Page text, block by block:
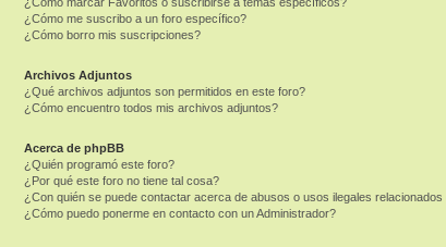
¿Cómo me suscribo a un foro específico?
¿Cómo borro mis suscripciones?
Archivos Adjuntos
¿Qué archivos adjuntos son permitidos en este foro?
¿Cómo encuentro todos mis archivos adjuntos?
Acerca de phpBB
¿Quién programó este foro?
¿Por qué este foro no tiene tal cosa?
¿Con quién se puede contactar acerca de abusos o usos ilegales
¿Cómo puedo ponerme en contacto con un Administrador?